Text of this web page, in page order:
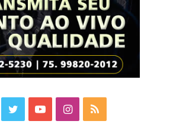
TwitterYouTubeInstagram
RSS